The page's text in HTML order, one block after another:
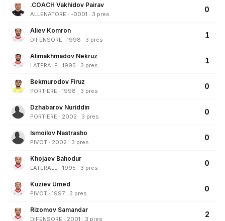
.COACH Vakhidov Pairav
ALLENATORE · -0001 · 3 pres
0
Aliev Komron
DIFENSORE · 1998 · 3 pres
1
Alimakhmadov Nekruz
LATERALE · 1995 · 3 pres
1
Bekmurodov Firuz
PORTIERE · 1998 · 3 pres
0
Dzhabarov Nuriddin
PORTIERE · 2002 · 3 pres
0
Ismoilov Nastrasho
PIVOT · 2002 · 3 pres
0
Khojaev Bahodur
LATERALE · 1995 · 3 pres
0
Kuziev Umed
PIVOT · 1997 · 3 pres
0
Rizomov Samandar
DIFENSORE · 2001 · 3 pres
2